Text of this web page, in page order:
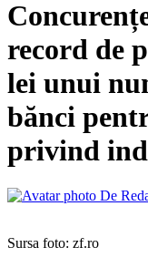
record de
lei unui
bănci
privind
De
Sursa foto: zf.ro